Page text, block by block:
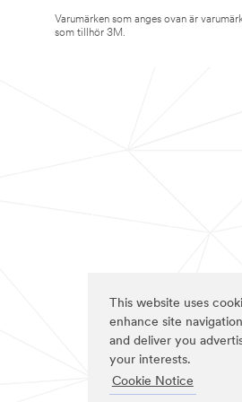
This website uses
enhance site
and deliver you
your interests.
Cookie Notice
Varumärken som anges ovan är
som tillhör 3M.